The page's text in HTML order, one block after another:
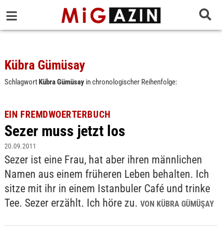
Kübra Gümüsay
SchlagwortKübra Gümüsayin chronologischer Reihenfolge:
EIN FREMDWOERTERBUCH
Sezer muss jetzt los
20.09.2011
Sezer ist eine Frau, hat aber ihren männlichen
Namen aus einem früheren Leben behalten. Ich
sitze mit ihr in einem Istanbuler Café und trinke
Tee. Sezer erzählt. Ich höre zu. VON KÜBRA GÜMÜŞAY